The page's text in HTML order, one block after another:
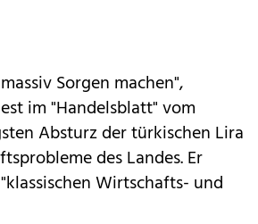
Sorgen machen",
im "Handelsblatt" vom
Absturz der türkischen Lira
des Landes. Er
Wirtschafts- und